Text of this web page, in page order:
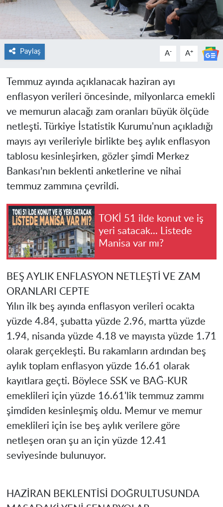
Paylaş A- A+
Temmuz ayında açıklanacak haziran ayı
enflasyon verileri öncesinde, milyonlarca emekli
ve memurun alacağı zam oranları büyük ölçüde
netleşti. Türkiye İstatistik Kurumu'nun açıkladığı
mayıs ayı verileriyle birlikte beş aylık enflasyon
tablosu kesinleşirken, gözler şimdi Merkez
Bankası’nın beklenti anketlerine ve nihai
temmuz zammına çevrildi.
TOKİ 51 ilde konut ve iş
yeri satacak... Listede
Manisa var mı?
BEŞ AYLIK ENFLASYON NETLEŞTİ VE ZAM
ORANLARI CEPTE
Yılın ilk beş ayında enflasyon verileri ocakta
yüzde 4.84, şubatta yüzde 2.96, martta yüzde
1.94, nisanda yüzde 4.18 ve mayısta yüzde 1.71
olarak gerçekleşti. Bu rakamların ardından beş
aylık toplam enflasyon yüzde 16.61 olarak
kayıtlara geçti. Böylece SSK ve BAĞ-KUR
emeklileri için yüzde 16.61'lik temmuz zammı
şimdiden kesinleşmiş oldu. Memur ve memur
emeklileri için ise beş aylık verilere göre
netleşen oran şu an için yüzde 12.41
seviyesinde bulunuyor.
HAZİRAN BEKLENTİSİ DOĞRULTUSUNDA